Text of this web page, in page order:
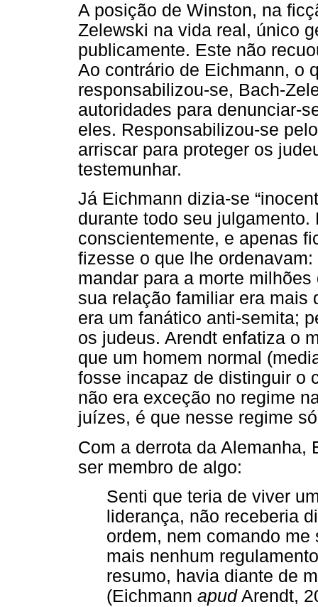
A posição de Winston, na
Zelewski na vida real, único
publicamente. Este não
Ao contrário de Eichmann, o
responsabilizou-se, Bach-
autoridades para denunciar-
eles. Responsabilizou-se
arriscar para proteger os
testemunhar.
Já Eichmann dizia-se
durante todo seu
conscientemente, e apenas
fizesse o que lhe
mandar para a morte
sua relação familiar era mais
era um fanático anti-semita;
os judeus. Arendt enfatiza o
que um homem normal
fosse incapaz de distinguir o
não era exceção no regime
juízes, é que nesse regime
Com a derrota da Alemanha,
ser membro de algo:
Senti que teria de viver
liderança, não receberia
ordem, nem comando
mais nenhum
resumo, havia diante de
(Eichmann apudArendt,